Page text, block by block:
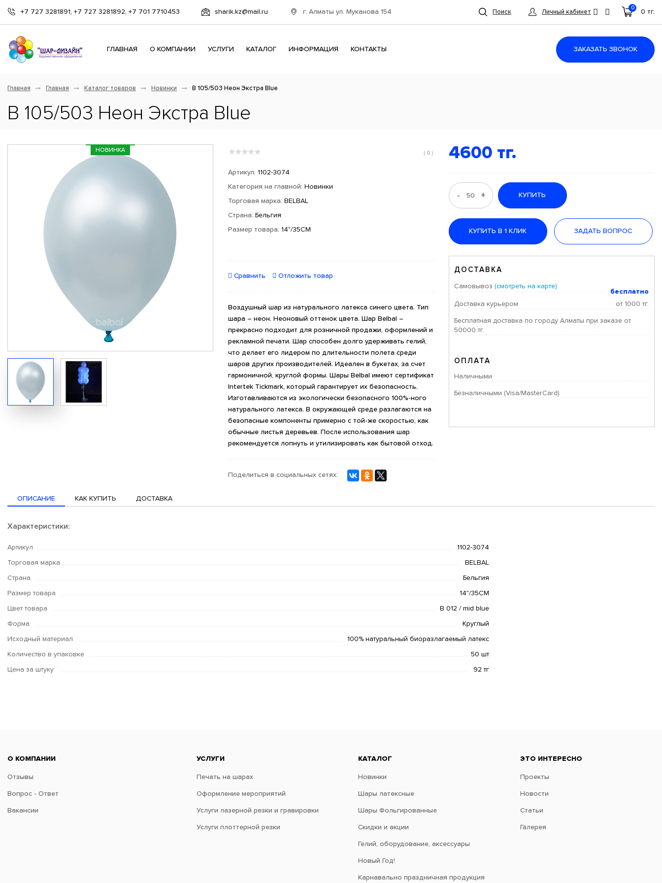
+7 727 3281891, +7 727 3281892, +7 701 7710453 sharik.kz@mail.ru г. Алматы ул. Муканова 154 Поиск Личный кабинет
0
0 тг.
ГЛАВНАЯ О КОМПАНИИ УСЛУГИ КАТАЛОГ ИНФОРМАЦИЯ КОНТАКТЫ ЗАКАЗАТЬ ЗВОНОК
Главная Главная Каталог товаров Новинки В 105/503 Неон Экстра Blue
В 105/503 Неон Экстра Blue
НОВИНКА ( 0 )
Артикул: 1102-3074
Категория на главной: Новинки
Торговая марка: BELBAL
Страна: Бельгия
Размер товара: 14"/35СМ
Сравнить Отложить товар
Воздушный шар из натурального латекса синего цвета. Тип
шара – неон. Неоновый оттенок цвета. Шар Belbal –
прекрасно подходит для розничной продажи, оформлений и
рекламной печати. Шар способен долго удерживать гелий,
что делает его лидером по длительности полета среди
шаров других производителей. Идеален в букетах, за счет
гармоничной, круглой формы. Шары Belbal имеют сертификат
Intertek Tickmark, который гарантирует их безопасность.
Изготавливаются из экологически безопасного 100%-ного
натурального латекса. В окружающей среде разлагаются на
безопасные компоненты примерно с той-же скоростью, как
обычные листья деревьев. После использования шар
рекомендуется лопнуть и утилизировать как бытовой отход.
Поделиться в социальных сетях:
4600 тг.
- + КУПИТЬ
КУПИТЬ В 1 КЛИК ЗАДАТЬ ВОПРОС
ДОСТАВКА
Самовывоз (смотреть на карте)
бесплатно
Доставка курьером
от 1000 тг.
Бесплатная доставка по городу Алматы при заказе от
50000 тг.
ОПЛАТА
Наличными
Безналичными (Visa/MasterCard)
ОПИСАНИЕ КАК КУПИТЬ ДОСТАВКА
Характеристики:
Артикул 1102-3074
Торговая марка BELBAL
Страна Бельгия
Размер товара 14"/35СМ
Цвет товара B 012 / mid blue
Форма Круглый
Исходный материал 100% натуральный биоразлагаемый латекс
Количество в упаковке 50 шт
Цена за штуку 92 тг
О КОМПАНИИ
Отзывы
Вопрос - Ответ
Вакансии
УСЛУГИ
Печать на шарах
Оформление мероприятий
Услуги лазерной резки и гравировки
Услуги плоттерной резки
КАТАЛОГ
Новинки
Шары латексные
Шары Фольгированные
Скидки и акции
Гелий, оборудование, аксессуары
Новый Год!
Карнавально праздничная продукция
ЭТО ИНТЕРЕСНО
Проекты
Новости
Статьи
Галерея